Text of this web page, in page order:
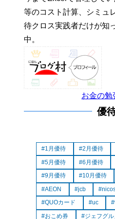
等のコスト計算、シミュ
待クロス実践者だけが知
中。
お金の勉
優
1月優待 2月優待
5月優待
6月優待
9月優待
10月優待
AEON
jcb
QUOカード
uc
おこめ券
ジェフグル